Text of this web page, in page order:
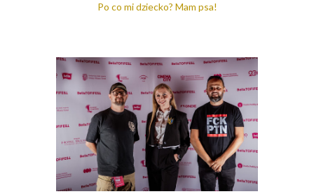
Po co mi dziecko? Mam psa!